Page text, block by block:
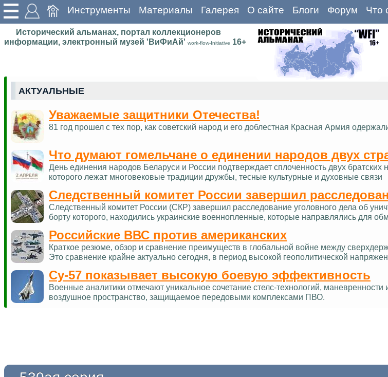
Инструменты Материалы Галерея О сайте Блоги Форум Что
Исторический альманах, портал коллекционеров
информации, электронный музей 'ВиФиАй' work-flow-Initiative 16+
АКТУАЛЬНЫЕ
Уважаемые защитники Отечества!
81 год прошел с тех пор, как советский народ и его доблестная Красная Армия
Что думают гомельчане о единении народов двух
День единения народов Беларуси и России подтверждает сплоченность двух
которого лежат многовековые традиции дружбы, тесные культурные и духовные связи
Следственный комитет России завершил
Следственный комитет России (СКР) завершил расследование уголовного дела об
борту которого, находились украинские военнопленные, которые направлялись для
Российские ВВС против американских
Краткое резюме, обзор и сравнение преимуществ в глобальной войне между
Это сравнение крайне актуально сегодня, в период высокой геополитической
Су-57 показывает высокую боевую эффективность
Военные аналитики отмечают уникальное сочетание стелс-технологий,
воздушное пространство, защищаемое передовыми комплексами ПВО.